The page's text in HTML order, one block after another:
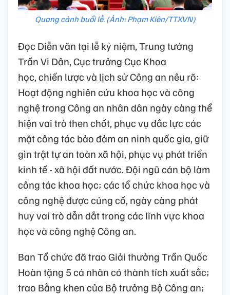
Quang cảnh buổi lễ. (Ảnh: Phạm Kiên/TTXVN)
Đọc Diễn văn tại lễ kỷ niệm, Trung tướng
Trần Vi Dân, Cục trưởng Cục Khoa
học, chiến lược và lịch sử Công an nêu rõ:
Hoạt động nghiên cứu khoa học và công
nghệ trong Công an nhân dân ngày càng thể
hiện vai trò then chốt, phục vụ đắc lực các
mặt công tác bảo đảm an ninh quốc gia, giữ
gìn trật tự an toàn xã hội, phục vụ phát triển
kinh tế - xã hội đất nước. Đội ngũ cán bộ làm
công tác khoa học; các tổ chức khoa học và
công nghệ được củng cố, ngày càng phát
huy vai trò dẫn dắt trong các lĩnh vực khoa
học và công nghệ Công an.
Ban Tổ chức đã trao Giải thưởng Trần Quốc
Hoàn tặng 5 cá nhân có thành tích xuất sắc;
trao Bằng khen của Bộ trưởng Bộ Công an;